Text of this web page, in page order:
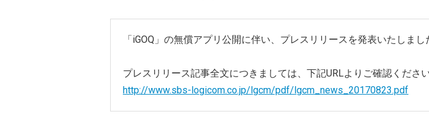
「iGOQ」の無償アプリ公開に伴い、プレスリリースを発表いたしまし
プレスリリース記事全文につきましては、下記URLよりご確認ください
http://www.sbs-logicom.co.jp/lgcm/pdf/lgcm_news_20170823.pdf